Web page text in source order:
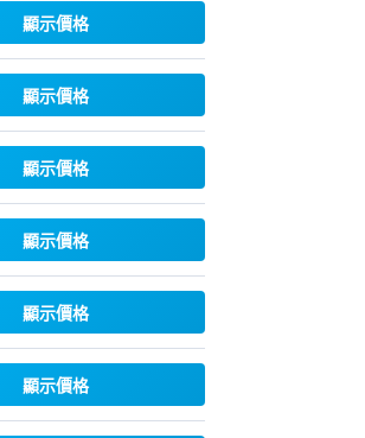
顯示價格
顯示價格
顯示價格
顯示價格
顯示價格
顯示價格